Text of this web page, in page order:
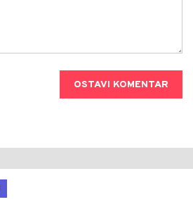
OSTAVI KOMENTAR